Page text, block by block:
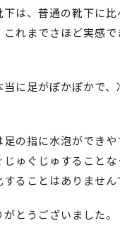
は、普通の靴下に
れまでさほど実感で
に足がぽかぽかで、
の指に水泡ができや
ゅぐじゅすること
ることはありません
とうございました。